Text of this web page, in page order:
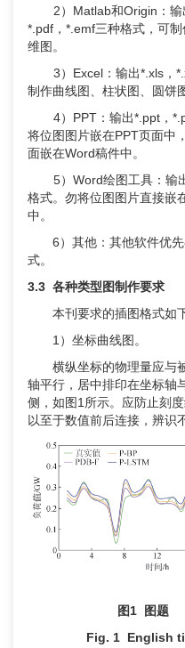
2）Matlab和Origin：输
*.pdf，*.emf三种格式，可
维图。
3）Excel：输出*.xls，
制作曲线图、柱状图、圆饼
4）PPT：输出*.ppt，
将位图图片嵌在PPT页面中
面嵌在Word稿件中。
5）Word绘图工具：输
格式。勿将位图图片直接嵌
中。
6）其他：其他软件优
式。
3.3 各种类型图制作要求
本刊要求的插图格式如
1）坐标曲线图。
横纵坐标的物理量应与
轴平行，居中排印在坐标轴
侧，如图1所示。应防止刻度
以至于数值前后连接，辨识
图1 图题
Fig. 1 English